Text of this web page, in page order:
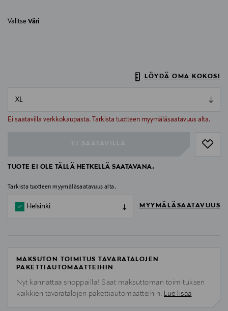
Valitse Väri
LÖYDÄ OMA KOKOSI
Ei saatavilla verkkokaupasta. Tarkista tuotteen myymäläsaatavuus alta.
null
TUOTE EI OLE TÄLLÄ HETKELLÄ SAATAVANA.
Tarkista tuotteen myymäläsaatavuus alta.
Helsinki MYYMÄLÄSAATAVUUS
MAKSUTON TOIMITUS TAVARATALOJEN
PAKETTIAUTOMAATTEIHIN
Nyt kannattaa shoppailla! Saat maksuttoman toimituksen
kaikkien tavaratalojen pakettiautomaatteihin. Lue lisää